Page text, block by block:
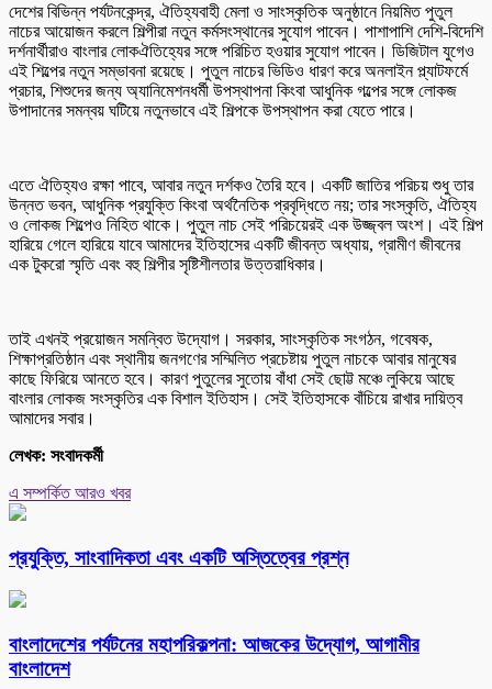
দেশের বিভিন্ন পর্যটনকেন্দ্র, ঐতিহ্যবাহী মেলা ও সাংস্কৃতিক অনুষ্ঠানে নিয়মিত পুতুল
নাচের আয়োজন করলে শিল্পীরা নতুন কর্মসংস্থানের সুযোগ পাবেন। পাশাপাশি দেশি-বিদেশি
দর্শনার্থীরাও বাংলার লোকঐতিহ্যের সঙ্গে পরিচিত হওয়ার সুযোগ পাবেন। ডিজিটাল যুগেও
এই শিল্পের নতুন সম্ভাবনা রয়েছে। পুতুল নাচের ভিডিও ধারণ করে অনলাইন প্ল্যাটফর্মে
প্রচার, শিশুদের জন্য অ্যানিমেশনধর্মী উপস্থাপনা কিংবা আধুনিক গল্পের সঙ্গে লোকজ
উপাদানের সমন্বয় ঘটিয়ে নতুনভাবে এই শিল্পকে উপস্থাপন করা যেতে পারে।
এতে ঐতিহ্যও রক্ষা পাবে, আবার নতুন দর্শকও তৈরি হবে। একটি জাতির পরিচয় শুধু তার
উন্নত ভবন, আধুনিক প্রযুক্তি কিংবা অর্থনৈতিক প্রবৃদ্ধিতে নয়; তার সংস্কৃতি, ঐতিহ্য
ও লোকজ শিল্পেও নিহিত থাকে। পুতুল নাচ সেই পরিচয়েরই এক উজ্জ্বল অংশ। এই শিল্প
হারিয়ে গেলে হারিয়ে যাবে আমাদের ইতিহাসের একটি জীবন্ত অধ্যায়, গ্রামীণ জীবনের
এক টুকরো স্মৃতি এবং বহু শিল্পীর সৃষ্টিশীলতার উত্তরাধিকার।
তাই এখনই প্রয়োজন সমন্বিত উদ্যোগ। সরকার, সাংস্কৃতিক সংগঠন, গবেষক,
শিক্ষাপ্রতিষ্ঠান এবং স্থানীয় জনগণের সম্মিলিত প্রচেষ্টায় পুতুল নাচকে আবার মানুষের
কাছে ফিরিয়ে আনতে হবে। কারণ পুতুলের সুতোয় বাঁধা সেই ছোট্ট মঞ্চে লুকিয়ে আছে
বাংলার লোকজ সংস্কৃতির এক বিশাল ইতিহাস। সেই ইতিহাসকে বাঁচিয়ে রাখার দায়িত্ব
আমাদের সবার।
লেখক: সংবাদকর্মী
এ সম্পর্কিত আরও খবর
প্রযুক্তি, সাংবাদিকতা এবং একটি অস্তিত্বের প্রশ্ন
বাংলাদেশের পর্যটনের মহাপরিকল্পনা: আজকের উদ্যোগ, আগামীর
বাংলাদেশ